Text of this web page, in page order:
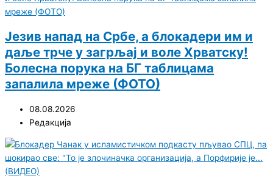
Језив напад на Србе, а блокадери им и
даље трче у загрљај и воле Хрватску!
Болесна порука на БГ таблицама
запалила мреже (ФОТО)
08.08.2026
Редакција